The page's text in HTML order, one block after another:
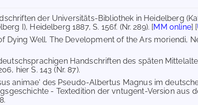
der Universitäts-Bibliothek in Heidelberg
I), Heidelberg 1887, S. 156f. (Nr. 289). [MM online] [
Dying Well. The Development of the Ars moriendi,
Handschriften des späten
hier S. 143 (Nr. 87).
animae' des Pseudo-Albertus Magnus im
- Textedition der vntugent-Version aus